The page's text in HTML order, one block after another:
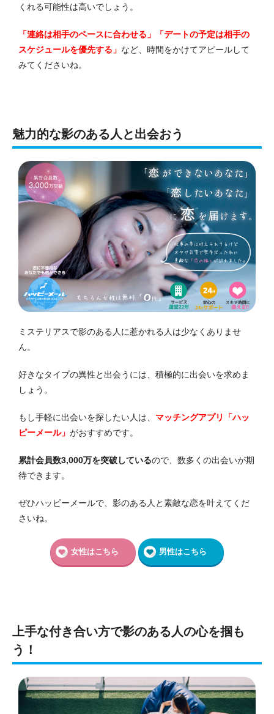
くれる可能性は高いでしょう。
「連絡は相手のペースに合わせる」「デートの予定は相手の
スケジュールを優先する」 など、時間をかけてアピールして
みてくださいね。
魅力的な影のある人と出会おう
ミステリアスで影のある人に惹かれる人は少なくありませ
ん。
好きなタイプの異性と出会うには、積極的に出会いを求めま
しょう。
もし手軽に出会いを探したい人は、 マッチングアプリ「ハッ
ピーメール」 がおすすめです。
累計会員数3,000万を突破しているので、数多くの出会いが期
待できます。
ぜひハッピーメールで、影のある人と素敵な恋を叶えてくだ
さいね。
女性はこちら 男性はこちら
上手な付き合い方で影のある人の心を掴も
う！